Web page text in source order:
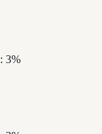
: 3%